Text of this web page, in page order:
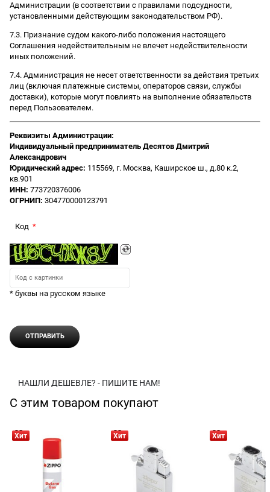
Администрации (в соответствии с правилами подсудности,
установленными действующим законодательством РФ).
7.3. Признание судом какого-либо положения настоящего
Соглашения недействительным не влечет недействительности
иных положений.
7.4. Администрация не несет ответственности за действия третьих
лиц (включая платежные системы, операторов связи, службы
доставки), которые могут повлиять на выполнение обязательств
перед Пользователем.
Реквизиты Администрации:
Индивидуальный предприниматель Десятов Дмитрий
Александрович
Юридический адрес: 115569, г. Москва, Каширское ш., д.80 к.2,
кв.901
ИНН: 773720376006
ОГРНИП: 304770000123791
Код
* буквы на русском языке
НАШЛИ ДЕШЕВЛЕ? - ПИШИТЕ НАМ!
С этим товаром покупают
Хит Хит Хит